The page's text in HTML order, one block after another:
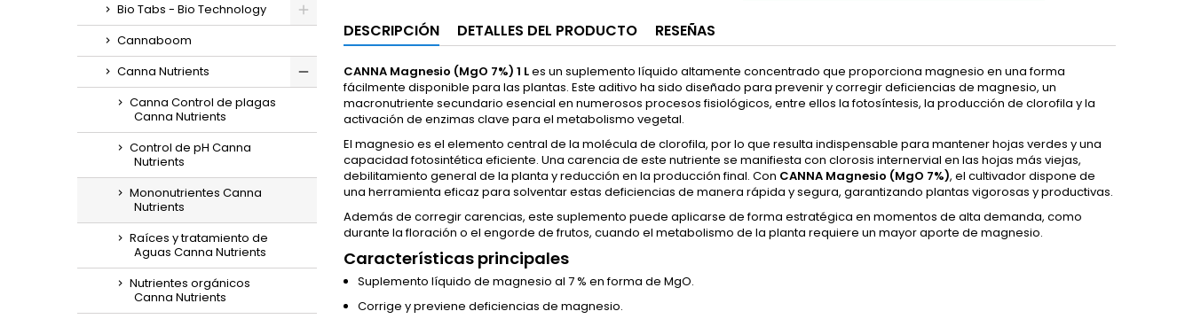
Bio Tabs - Bio Technology
Cannaboom
Canna Nutrients
Canna Control de plagas
Canna Nutrients
Control de pH Canna
Nutrients
Mononutrientes Canna
Nutrients
Raíces y tratamiento de
Aguas Canna Nutrients
Nutrientes orgánicos
Canna Nutrients
DESCRIPCIÓN DETALLES DEL PRODUCTO RESEÑAS
CANNA Magnesio (MgO 7%) 1 Les un suplemento líquido altamente concentrado que proporciona magnesio en una forma
fácilmente disponible para las plantas. Este aditivo ha sido diseñado para prevenir y corregir deficiencias de magnesio, un
macronutriente secundario esencial en numerosos procesos fisiológicos, entre ellos la fotosíntesis, la producción de clorofila y la
activación de enzimas clave para el metabolismo vegetal.
El magnesio es el elemento central de la molécula de clorofila, por lo que resulta indispensable para mantener hojas verdes y una
capacidad fotosintética eficiente. Una carencia de este nutriente se manifiesta con clorosis internervial en las hojas más viejas,
debilitamiento general de la planta y reducción en la producción final. Con CANNA Magnesio (MgO 7%), el cultivador dispone de
una herramienta eficaz para solventar estas deficiencias de manera rápida y segura, garantizando plantas vigorosas y productivas.
Además de corregir carencias, este suplemento puede aplicarse de forma estratégica en momentos de alta demanda, como
durante la floración o el engorde de frutos, cuando el metabolismo de la planta requiere un mayor aporte de magnesio.
Características principales
Suplemento líquido de magnesio al 7 % en forma de MgO.
Corrige y previene deficiencias de magnesio.